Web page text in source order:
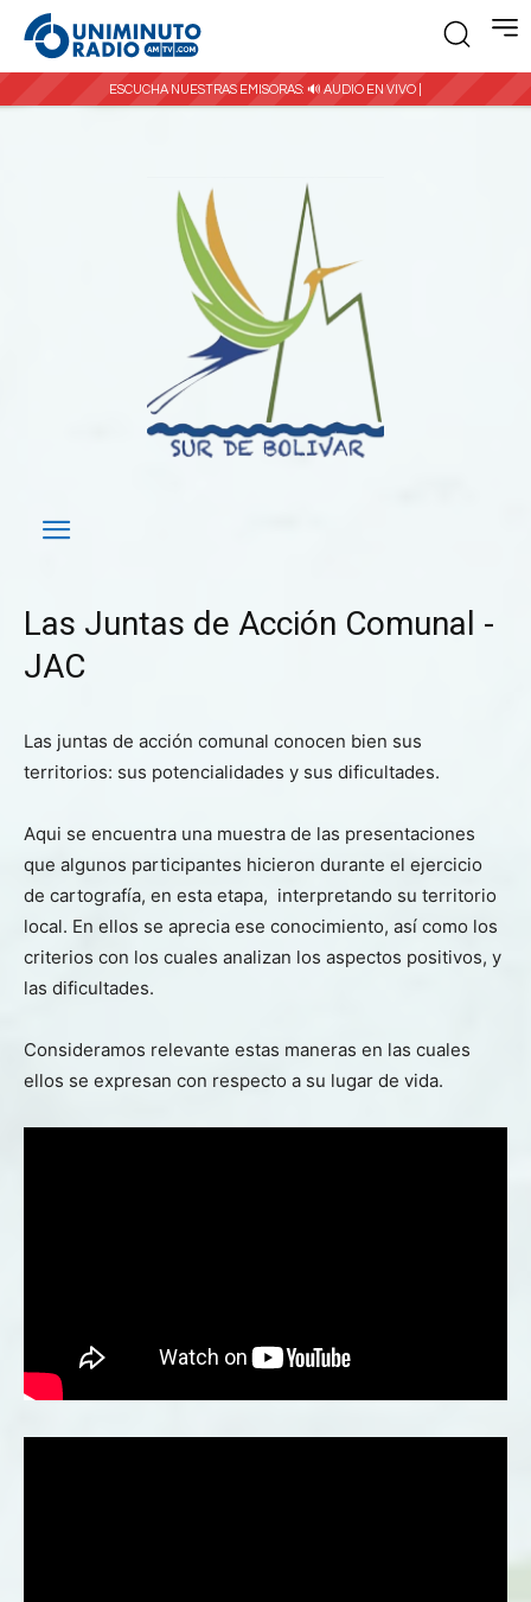
ESCUCHA NUESTRAS EMISORAS: 🔊 AUDIO EN VIVO |
Las Juntas de Acción Comunal -
JAC
Las juntas de acción comunal conocen bien sus
territorios: sus potencialidades y sus dificultades.
Aqui se encuentra una muestra de las presentaciones
que algunos participantes hicieron durante el ejercicio
de cartografía, en esta etapa, interpretando su territorio
local. En ellos se aprecia ese conocimiento, así como los
criterios con los cuales analizan los aspectos positivos, y
las dificultades.
Consideramos relevante estas maneras en las cuales
ellos se expresan con respecto a su lugar de vida.